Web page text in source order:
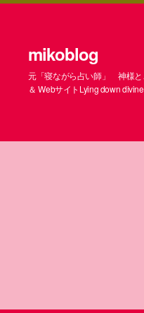
mikoblog
元「寝ながら占い師」 神様
＆ WebサイトLying down